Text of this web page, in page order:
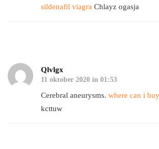
sildenafil viagra Chlayz ogasja
Qlvlgx
11 oktober 2020 in 01:53
Cerebral aneurysms. where can i
kcttuw